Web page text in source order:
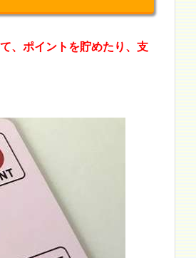
、ポイントを貯めたり、支